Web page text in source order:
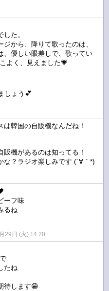
た。
から、降りて歌ったのは、
、優しい眼差しで、歌ってい
よく、見えました💗
しょう💕
韓国の自販機なんだね！
機があるのは知ってる！
？ラジオ楽しみです (´∀｀*)
ーフ味
るね
29日 (火) 14:20
たね
待します😁